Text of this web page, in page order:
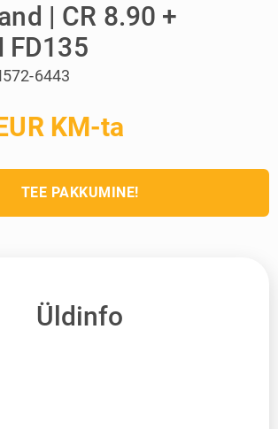
| CR 8.90 +
FD135
6443
KM-ta
TEE PAKKUMINE!
Üldinfo